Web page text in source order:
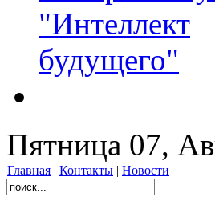
"Интеллект
будущего"
Пятница 07,
Главная | Контакты | Новости